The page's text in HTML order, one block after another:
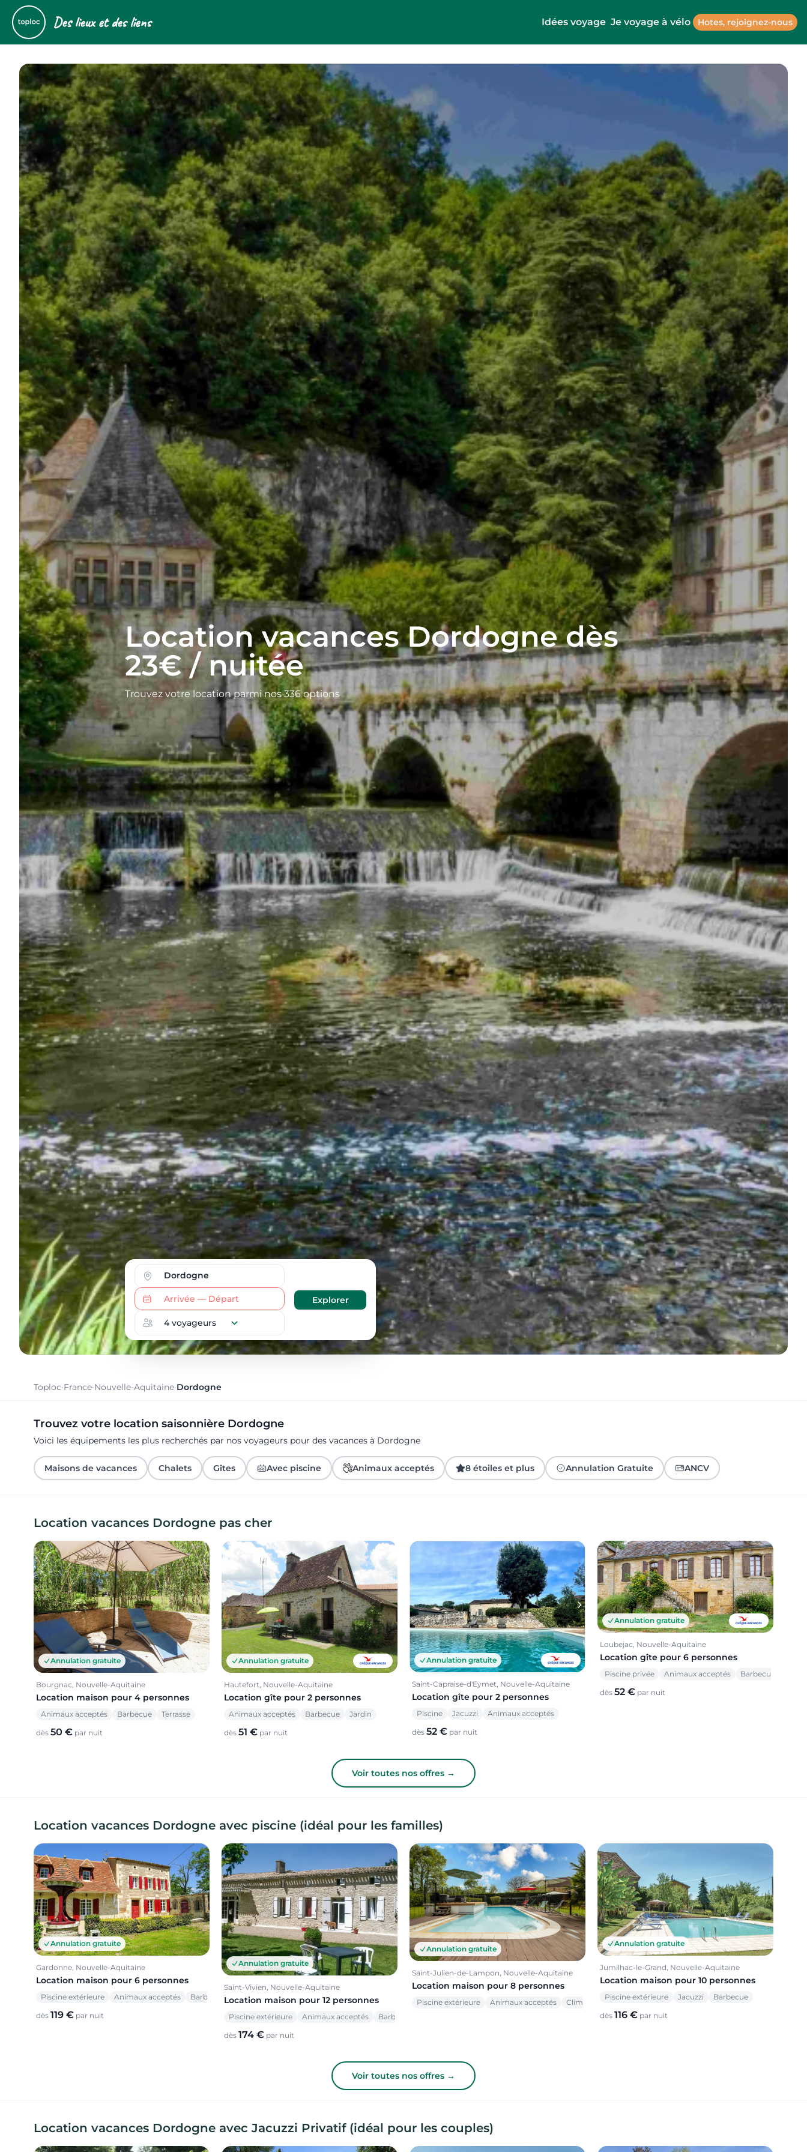
Des lieux et des liens Idées voyage Je voyage à vélo Hotes, rejoignez-nous
Location vacances Dordogne dès
23€ / nuitée
Trouvez votre location parmi nos 336 options
Toploc·France·Nouvelle-Aquitaine·Dordogne
Trouvez votre location saisonnière Dordogne
Voici les équipements les plus recherchés par nos voyageurs pour des vacances à Dordogne
Maisons de vacances Chalets Gîtes Avec piscine Animaux acceptés 8 étoiles et plus Annulation Gratuite ANCV
Location vacances Dordogne pas cher
Annulation gratuite
Bourgnac, Nouvelle-Aquitaine
Location maison pour 4 personnes
Animaux acceptés Barbecue Terrasse
dès 50 € par nuit
Annulation gratuite
Hautefort, Nouvelle-Aquitaine
Location gîte pour 2 personnes
Animaux acceptés Barbecue Jardin
dès 51 € par nuit
Annulation gratuite
Saint-Capraise-d'Eymet, Nouvelle-Aquitaine
Location gîte pour 2 personnes
Piscine Jacuzzi Animaux acceptés
dès 52 € par nuit
Annulation gratuite
Loubejac, Nouvelle-Aquitaine
Location gîte pour 6 personnes
Piscine privée Animaux acceptés Barbecue
dès 52 € par nuit
Voir toutes nos offres →
Location vacances Dordogne avec piscine (idéal pour les familles)
Annulation gratuite
Gardonne, Nouvelle-Aquitaine
Location maison pour 6 personnes
Piscine extérieure Animaux acceptés Barbecue
dès 119 € par nuit
Annulation gratuite
Saint-Vivien, Nouvelle-Aquitaine
Location maison pour 12 personnes
Piscine extérieure Animaux acceptés Barbecue
dès 174 € par nuit
Annulation gratuite
Saint-Julien-de-Lampon, Nouvelle-Aquitaine
Location maison pour 8 personnes
Piscine extérieure Animaux acceptés Climatisation
Annulation gratuite
Jumilhac-le-Grand, Nouvelle-Aquitaine
Location maison pour 10 personnes
Piscine extérieure Jacuzzi Barbecue
dès 116 € par nuit
Voir toutes nos offres →
Location vacances Dordogne avec Jacuzzi Privatif (idéal pour les couples)